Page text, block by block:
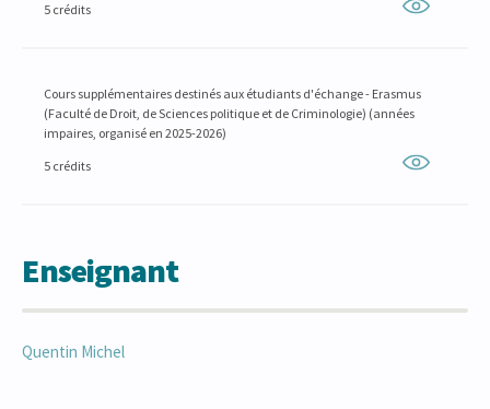
5 crédits
Cours supplémentaires destinés aux étudiants d'échange - Erasmus
(Faculté de Droit, de Sciences politique et de Criminologie) (années
impaires, organisé en 2025-2026)
5 crédits
Enseignant
Quentin Michel